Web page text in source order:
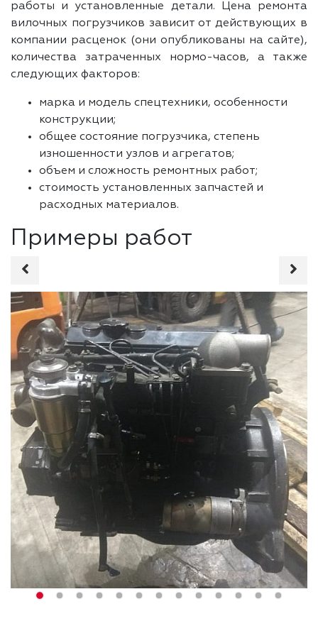
работы и установленные детали. Цена ремонта
вилочных погрузчиков зависит от действующих в
компании расценок (они опубликованы на сайте),
количества затраченных нормо-часов, а также
следующих факторов:
марка и модель спецтехники, особенности
конструкции;
общее состояние погрузчика, степень
изношенности узлов и агрегатов;
объем и сложность ремонтных работ;
стоимость установленных запчастей и
расходных материалов.
Примеры работ